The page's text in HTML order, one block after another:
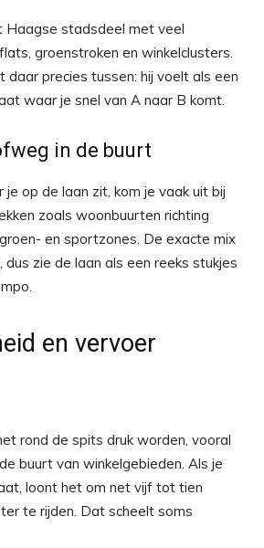
Haagse stadsdeel met veel
groenstroken en winkelclusters.
daar precies tussen: hij voelt als een
waar je snel van A naar B komt.
in de buurt
je op de laan zit, kom je vaak uit bij
zoals woonbuurten richting
en sportzones. De exacte mix
dus zie de laan als een reeks stukjes
en vervoer
rond de spits druk worden, vooral
buurt van winkelgebieden. Als je
loont het om net vijf tot tien
te rijden. Dat scheelt soms